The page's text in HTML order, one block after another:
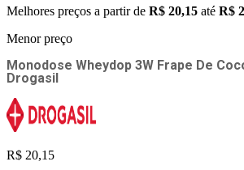
Melhores preços a partir de R$ 20,15 até R$
Menor preço
Monodose Wheydop 3W Frape De
Drogasil
R$ 20,15